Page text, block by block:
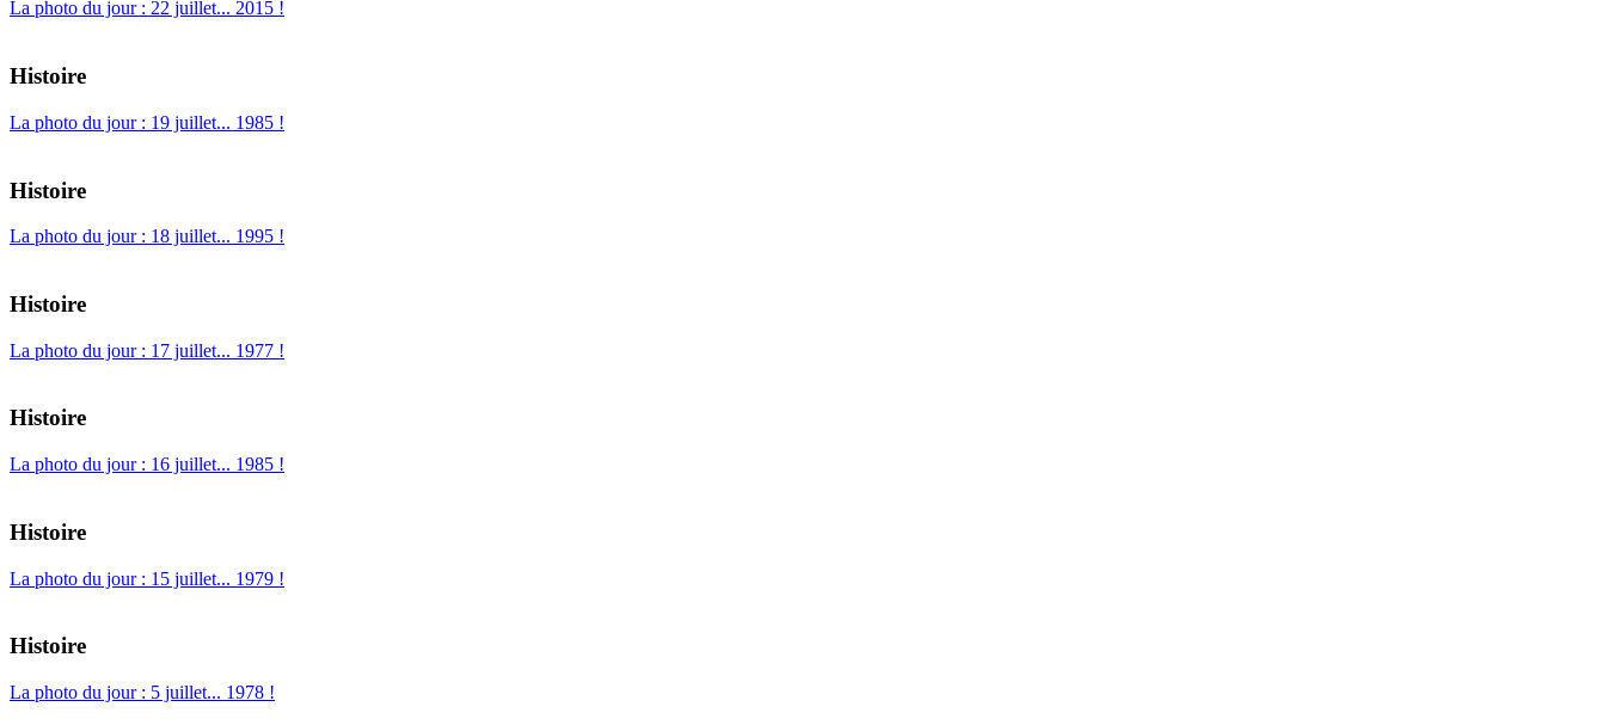
La photo du jour : 22 juillet... 2015 !
Histoire
La photo du jour : 19 juillet... 1985 !
Histoire
La photo du jour : 18 juillet... 1995 !
Histoire
La photo du jour : 17 juillet... 1977 !
Histoire
La photo du jour : 16 juillet... 1985 !
Histoire
La photo du jour : 15 juillet... 1979 !
Histoire
La photo du jour : 5 juillet... 1978 !